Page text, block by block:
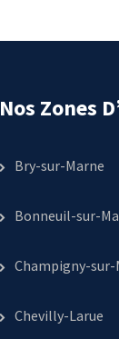
Nos Zones
Bry-sur-Marne
Bonneuil-sur-
Champigny-sur-
Chevilly-Larue